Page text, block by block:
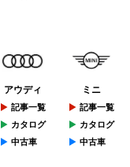
アウディ
記事一覧
カタログ
中古車
ミニ
記事一覧
カタログ
中古車